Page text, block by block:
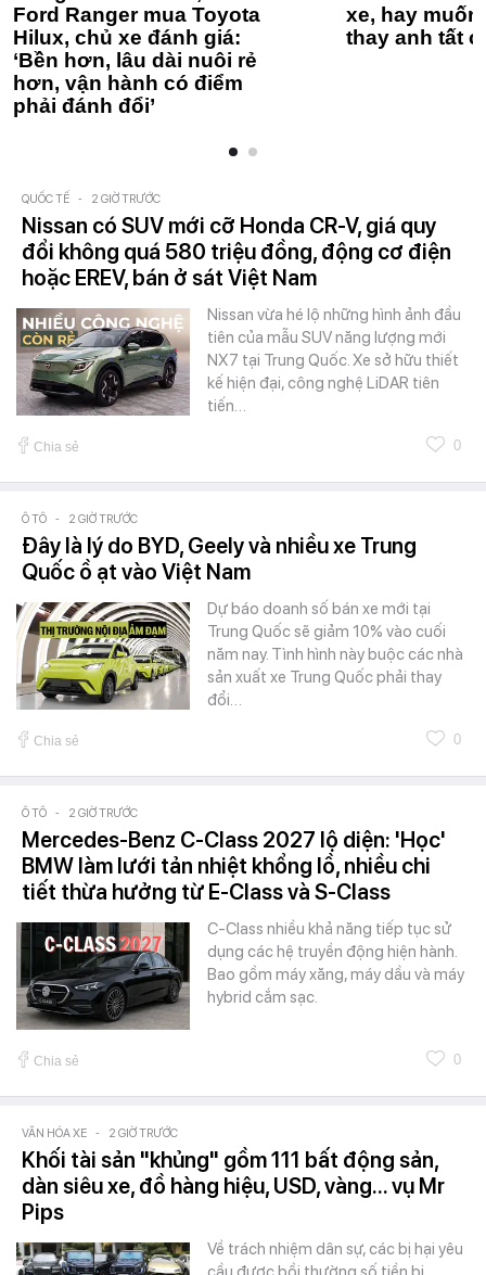
Ford Ranger mua Toyota
Hilux, chủ xe đánh giá:
‘Bền hơn, lâu dài nuôi rẻ
hơn, vận hành có điểm
phải đánh đổi’
xe, hay
thay anh tất
QUỐC TẾ - 2 GIỜ TRƯỚC
Nissan có SUV mới cỡ Honda CR-V, giá quy
đổi không quá 580 triệu đồng, động cơ điện
hoặc EREV, bán ở sát Việt Nam
Nissan vừa hé lộ những hình ảnh đầu
tiên của mẫu SUV năng lượng mới
NX7 tại Trung Quốc. Xe sở hữu thiết
kế hiện đại, công nghệ LiDAR tiên
tiến…
Chia sẻ 0
Ô TÔ - 2 GIỜ TRƯỚC
Đây là lý do BYD, Geely và nhiều xe Trung
Quốc ồ ạt vào Việt Nam
Dự báo doanh số bán xe mới tại
Trung Quốc sẽ giảm 10% vào cuối
năm nay. Tình hình này buộc các nhà
sản xuất xe Trung Quốc phải thay
đổi…
Chia sẻ 0
Ô TÔ - 2 GIỜ TRƯỚC
Mercedes-Benz C-Class 2027 lộ diện: 'Học'
BMW làm lưới tản nhiệt khổng lồ, nhiều chi
tiết thừa hưởng từ E-Class và S-Class
C-Class nhiều khả năng tiếp tục sử
dụng các hệ truyền động hiện hành.
Bao gồm máy xăng, máy dầu và máy
hybrid cắm sạc.
Chia sẻ 0
VĂN HÓA XE - 2 GIỜ TRƯỚC
Khối tài sản "khủng" gồm 111 bất động sản,
dàn siêu xe, đồ hàng hiệu, USD, vàng... vụ Mr
Pips
Về trách nhiệm dân sự, các bị hại yêu